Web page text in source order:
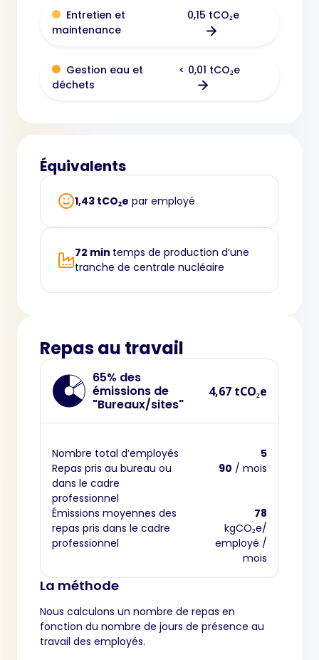
Entretien et
maintenance
0,15 tCO₂e
Gestion eau et
déchets
< 0,01 tCO₂e
Équivalents
1,43 tCO₂e par employé
72 min temps de production d’une
tranche de centrale nucléaire
Repas au travail
65% des
émissions de
"Bureaux/sites"
4,67 tCO₂e
Nombre total d’employés
5
Repas pris au bureau ou
dans le cadre
professionnel
90 / mois
Émissions moyennes des
repas pris dans le cadre
professionnel
78
kgCO₂e/
employé /
mois
La méthode
Nous calculons un nombre de repas en
fonction du nombre de jours de présence au
travail des employés.